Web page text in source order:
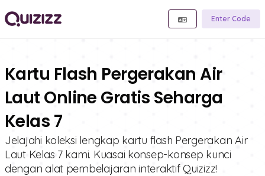
Enter Code
Kartu Flash Pergerakan Air
Laut Online Gratis Seharga
Kelas 7
Jelajahi koleksi lengkap kartu flash Pergerakan Air
Laut Kelas 7 kami. Kuasai konsep-konsep kunci
dengan alat pembelajaran interaktif Quizizz!